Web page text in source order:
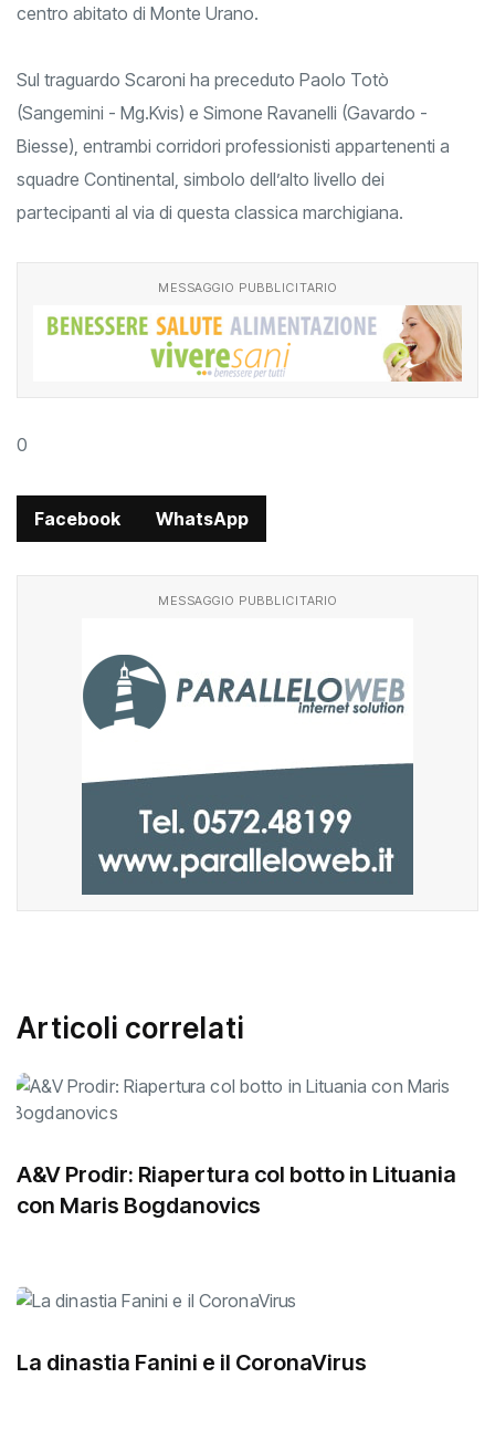
centro abitato di Monte Urano.
Sul traguardo Scaroni ha preceduto Paolo Totò
(Sangemini - Mg.Kvis) e Simone Ravanelli (Gavardo -
Biesse), entrambi corridori professionisti appartenenti a
squadre Continental, simbolo dell’alto livello dei
partecipanti al via di questa classica marchigiana.
MESSAGGIO PUBBLICITARIO
0
Facebook WhatsApp
MESSAGGIO PUBBLICITARIO
Articoli correlati
A&V Prodir: Riapertura col botto in Lituania
con Maris Bogdanovics
La dinastia Fanini e il CoronaVirus